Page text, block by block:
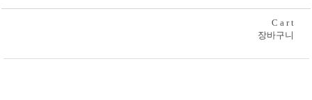
C a r t
장바구니